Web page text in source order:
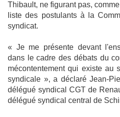
Thibault, ne figurant pas,
liste des postulants à la
syndicat.
« Je me présente devant
dans le cadre des débats du
mécontentement qui existe au
syndicale », a déclaré Jean-
délégué syndical CGT de
délégué syndical central de